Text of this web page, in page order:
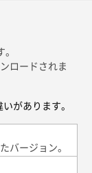
ロードされま
があります。
バージョン。